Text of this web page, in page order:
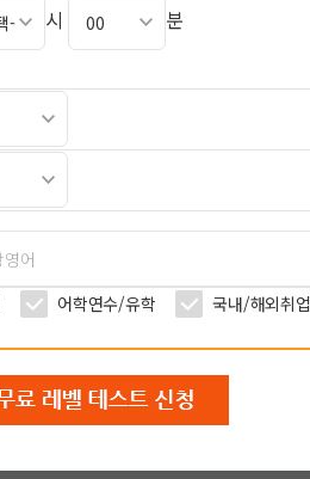
시 분
어학연수/유학 국내/해외취업